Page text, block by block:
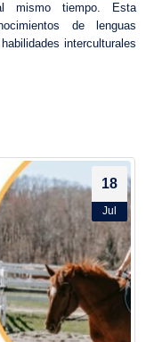
mismo tiempo. Esta
de lenguas
interculturales
18
Jul